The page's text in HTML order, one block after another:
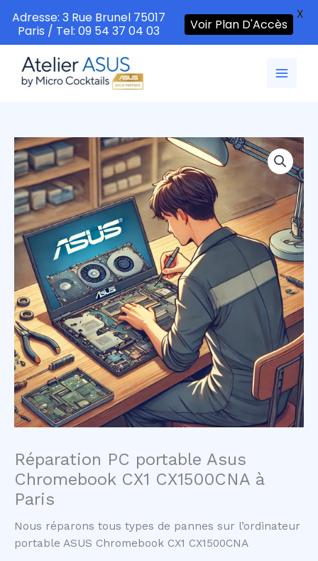
contenu
Réparation PC portable Asus
Chromebook CX1 CX1500CNA à
Paris
Nous réparons tous types de pannes sur l’ordinateur
portable ASUS Chromebook CX1 CX1500CNA
Adresse: 3 Rue Brunel 75017
Paris / Tel: 09 54 37 04 03
Voir Plan D'Accès
X